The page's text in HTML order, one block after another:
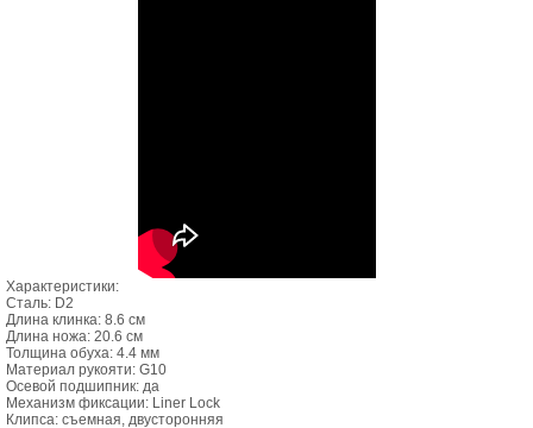
Характеристики:
Сталь: D2
Длина клинка: 8.6 см
Длина ножа: 20.6 см
Толщина обуха: 4.4 мм
Материал рукояти: G10
Осевой подшипник: да
Механизм фиксации: Liner Lock
Клипса: съемная, двусторонняя